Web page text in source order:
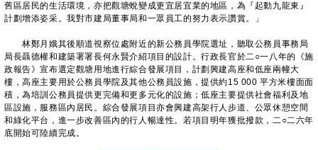
舊區居民的生活環境，亦把觀塘蛻變成更宜居宜業的地區，為『起動九龍東』
計劃增添姿采。我對市建局董事局和一眾員工的努力表示讚賞。」
林鄭月娥其後順道視察位處附近的新公務員學院選址，聽取公務員事務局
局長聶德權和建築署署長何永賢介紹項目的設計。行政長官於二○一八年的《施
政報告》宣布選定觀塘用地進行綜合發展項目，計劃興建高座和低座兩幢大
樓，高座主要用於公務員學院及其他公務員設施，提供約15 000 平方米樓面面
積，為培訓公務員提供更完備和更多元化的設施；低座主要提供社會福利及地
區設施，服務區內居民。綜合發展項目亦會興建高架行人步道、公眾休憩空間
和綠化平台，進一步改善區內的行人暢達性。若項目明年獲批撥款，二○二六年
底開始可陸續完成。